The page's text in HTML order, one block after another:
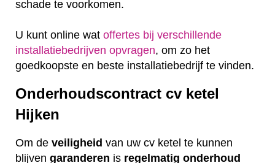
schade te voorkomen.
U kunt online wat offertes bij verschillende
installatiebedrijven opvragen, om zo het
goedkoopste en beste installatiebedrijf te vinden.
Onderhoudscontract cv ketel
Hijken
Om de veiligheid van uw cv ketel te kunnen
blijven garanderen is regelmatig onderhoud